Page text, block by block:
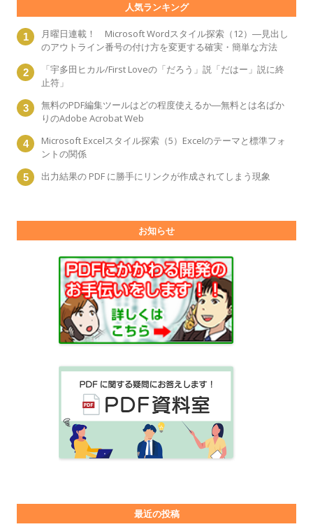
人気ランキング
月曜日連載！ Microsoft Wordスタイル探索（12）―見出し
のアウトライン番号の付け方を変更する確実・簡単な方法
「宇多田ヒカル/First Loveの「だろう」説「だはー」説に終
止符」
無料のPDF編集ツールはどの程度使えるか―無料とは名ばか
りのAdobe Acrobat Web
Microsoft Excelスタイル探索（5）Excelのテーマと標準フォ
ントの関係
出力結果の PDF に勝手にリンクが作成されてしまう現象
お知らせ
最近の投稿